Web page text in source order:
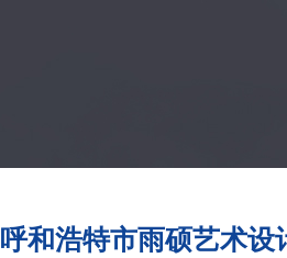
呼和浩特市雨硕艺术设